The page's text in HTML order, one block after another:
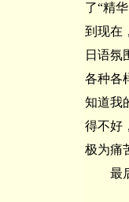
了“精华
到现在
日语氛
各种各
知道我
得不好
极为痛
最后